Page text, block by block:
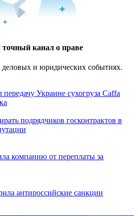
канал о праве
и юридических событиях.
Украине сухогруза Caffa
подрядчиков госконтрактов в
компанию от переплаты за
антироссийские санкции